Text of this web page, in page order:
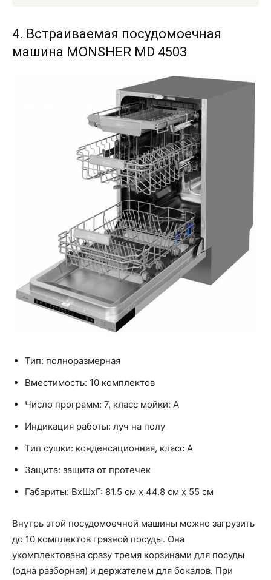
4. Встраиваемая посудомоечная
машина MONSHER MD 4503
Тип: полноразмерная
Вместимость: 10 комплектов
Число программ: 7, класс мойки: A
Индикация работы: луч на полу
Тип сушки: конденсационная, класс A
Защита: защита от протечек
Габариты: ВхШхГ: 81.5 см х 44.8 см х 55 см
Внутрь этой посудомоечной машины можно загрузить
до 10 комплектов грязной посуды. Она
укомплектована сразу тремя корзинами для посуды
(одна разборная) и держателем для бокалов. При